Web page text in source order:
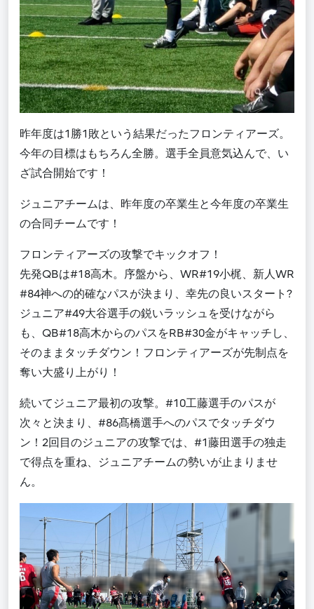
昨年度は1勝1敗という結果だったフロンティアーズ。
今年の目標はもちろん全勝。選手全員意気込んで、い
ざ試合開始です！
ジュニアチームは、昨年度の卒業生と今年度の卒業生
の合同チームです！
フロンティアーズの攻撃でキックオフ！
先発QBは#18高木。序盤から、WR#19小梶、新人WR
#84神への的確なパスが決まり、幸先の良いスタート?
ジュニア#49大谷選手の鋭いラッシュを受けながら
も、QB#18高木からのパスをRB#30金がキャッチし、
そのままタッチダウン！フロンティアーズが先制点を
奪い大盛り上がり！
続いてジュニア最初の攻撃。#10工藤選手のパスが
次々と決まり、#86髙橋選手へのパスでタッチダウ
ン！2回目のジュニアの攻撃では、#1藤田選手の独走
で得点を重ね、ジュニアチームの勢いが止まりませ
ん。